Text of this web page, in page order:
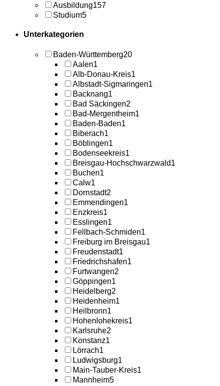
Ausbildung157
Studium5
Unterkategorien
Baden-Württemberg20
Aalen1
Alb-Donau-Kreis1
Albstadt-Sigmaringen1
Backnang1
Bad Säckingen2
Bad-Mergentheim1
Baden-Baden1
Biberach1
Böblingen1
Bodenseekreis1
Breisgau-Hochschwarzwald1
Buchen1
Calw1
Dornstadt2
Emmendingen1
Enzkreis1
Esslingen1
Fellbach-Schmiden1
Freiburg im Breisgau1
Freudenstadt1
Friedrichshafen1
Furtwangen2
Göppingen1
Heidelberg2
Heidenheim1
Heilbronn1
Hohenlohekreis1
Karlsruhe2
Konstanz1
Lörrach1
Ludwigsburg1
Main-Tauber-Kreis1
Mannheim5